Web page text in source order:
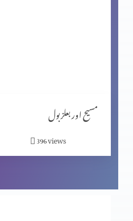
مبارکبادیاں اور افسوس
شاگردوں کا چیناؤ
مسیح اور بعلزبول
396views